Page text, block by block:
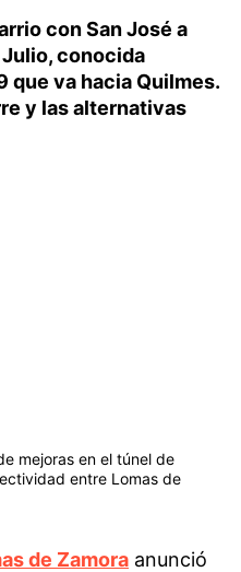
con San José a
conocida
que va hacia Quilmes.
y las alternativas
mejoras en el túnel de
entre Lomas de
de Zamora anunció